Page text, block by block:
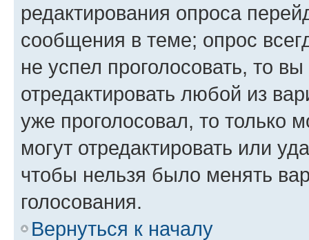
редактирования опроса
сообщения в теме; опрос
не успел проголосовать, то
отредактировать любой из
уже проголосовал, то только
могут отредактировать или
чтобы нельзя было менять
голосования.
Вернуться к началу